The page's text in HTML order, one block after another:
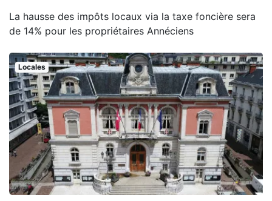
La hausse des impôts locaux via la taxe foncière sera
de 14% pour les propriétaires Annéciens
Locales